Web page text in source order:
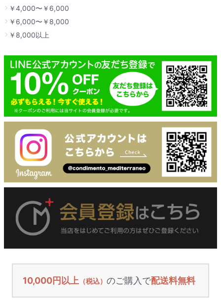
￥4,000〜￥6,000
￥6,000〜￥8,000
￥8,000以上
10,000円以上 （税込） のご購入で配送料無料